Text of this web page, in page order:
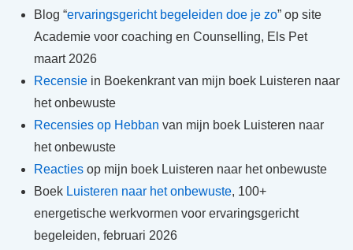
Blog “ervaringsgericht begeleiden doe je zo” op site
Academie voor coaching en Counselling, Els Pet
maart 2026
Recensie in Boekenkrant van mijn boek Luisteren naar
het onbewuste
Recensies op Hebban van mijn boek Luisteren naar
het onbewuste
Reacties op mijn boek Luisteren naar het onbewuste
Boek Luisteren naar het onbewuste, 100+
energetische werkvormen voor ervaringsgericht
begeleiden, februari 2026